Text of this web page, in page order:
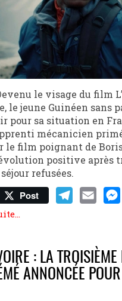
le visage du film
le jeune Guinéen sans
pour sa situation en
mécanicien
le film poignant de
positive après
refusées.
Post
: LA TROISIÈME
ANNONCÉE